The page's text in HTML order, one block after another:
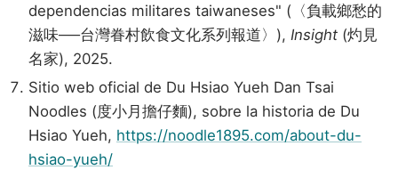
dependencias militares taiwaneses" (〈負載鄉愁的
滋味──台灣眷村飲食文化系列報道〉), Insight (灼見
名家), 2025.
Sitio web oficial de Du Hsiao Yueh Dan Tsai
Noodles (度小月擔仔麵), sobre la historia de Du
Hsiao Yueh, https://noodle1895.com/about-du-
hsiao-yueh/